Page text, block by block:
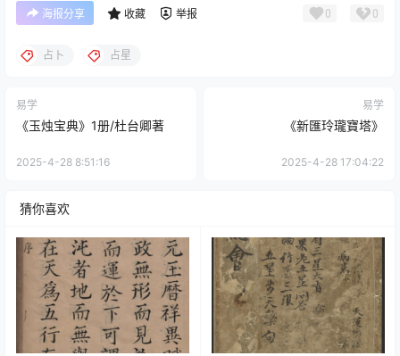
海报分享 收藏 举报 0 0
占卜 占星
易学
《玉烛宝典》1册/杜台卿著
2025-4-28 8:51:16
易学
《新匯玲瓏寶塔》
2025-4-28 17:04:22
猜你喜欢